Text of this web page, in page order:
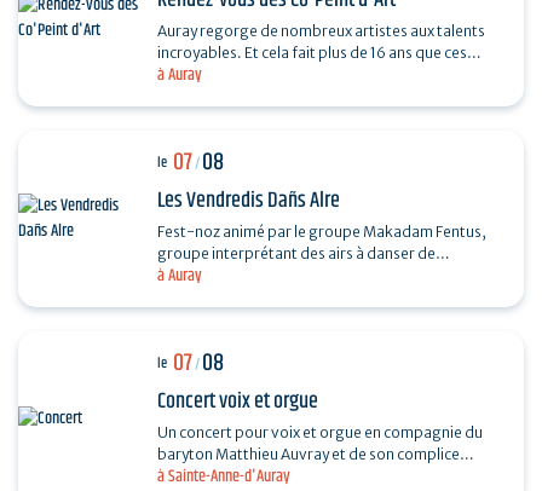
à Auray
Auray regorge de nombreux artistes aux talents
incroyables. Et cela fait plus de 16 ans que ces
derniers se réunissent tous les étés. Pour
à Auray
le 07/08
Les Vendredis Dañs Alre
Fest-noz animé par le groupe Makadam Fentus,
groupe interprétant des airs à danser de
Bretagne. Il propose des airs et des chants issus de
à Sainte-Anne-d'Auray
le 07/08
Concert voix et orgue
Un concert pour voix et orgue en compagnie du
baryton Matthieu Auvray et de son complice
Antoine Joly aux claviers, pour un moment